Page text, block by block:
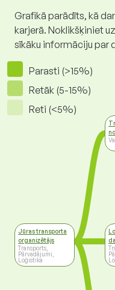
Grafikā parādīts, kā
karjerā. Noklikšķiniet
sīkāku informāciju par
Parasti (>15%)
Retāk (5-15%)
Reti (<5%)
Jūras transporta
organizētājs
Transports,
Pārvadājumi,
Loģistika